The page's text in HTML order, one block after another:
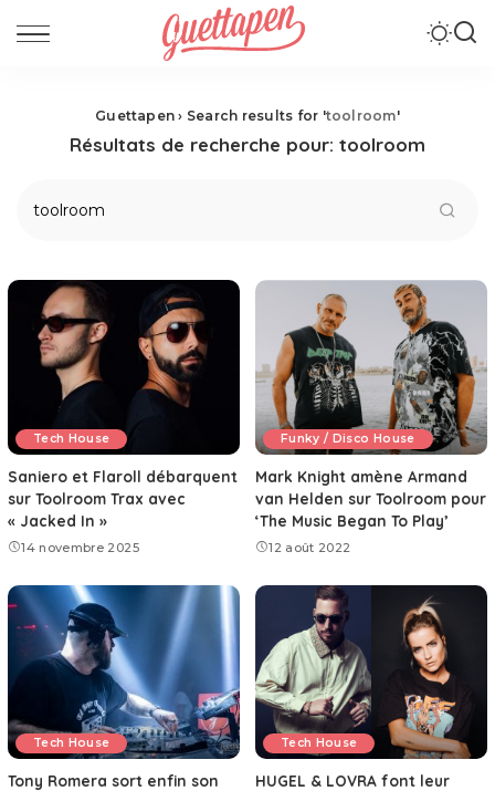
Guettapen › Search results for 'toolroom'
Résultats de recherche pour: toolroom
Tech House
Saniero et Flaroll débarquent
sur Toolroom Trax avec
« Jacked In »
14 novembre 2025
Funky / Disco House
Mark Knight amène Armand
van Helden sur Toolroom pour
‘The Music Began To Play’
12 août 2022
Tech House
Tony Romera sort enfin son
Tech House
HUGEL & LOVRA font leur